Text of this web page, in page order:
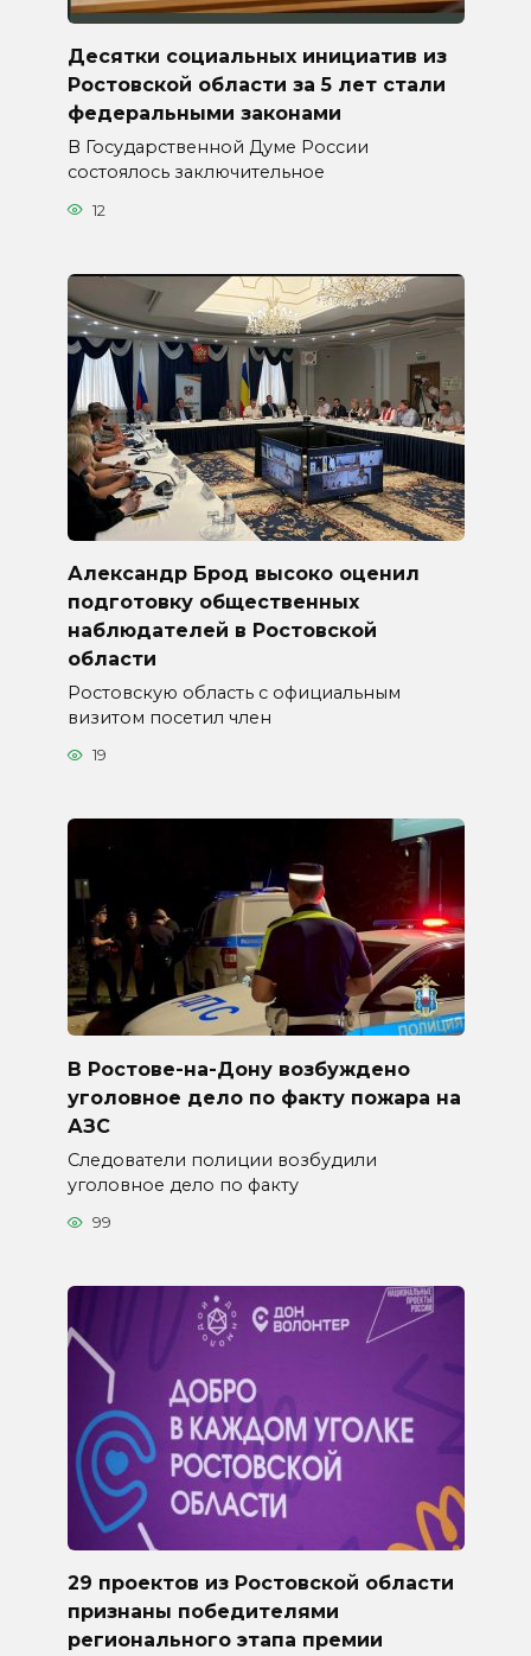
Десятки социальных инициатив из
Ростовской области за 5 лет стали
федеральными законами
В Государственной Думе России
состоялось заключительное
12
Александр Брод высоко оценил
подготовку общественных
наблюдателей в Ростовской
области
Ростовскую область с официальным
визитом посетил член
19
В Ростове-на-Дону возбуждено
уголовное дело по факту пожара на
АЗС
Следователи полиции возбудили
уголовное дело по факту
99
29 проектов из Ростовской области
признаны победителями
регионального этапа премии